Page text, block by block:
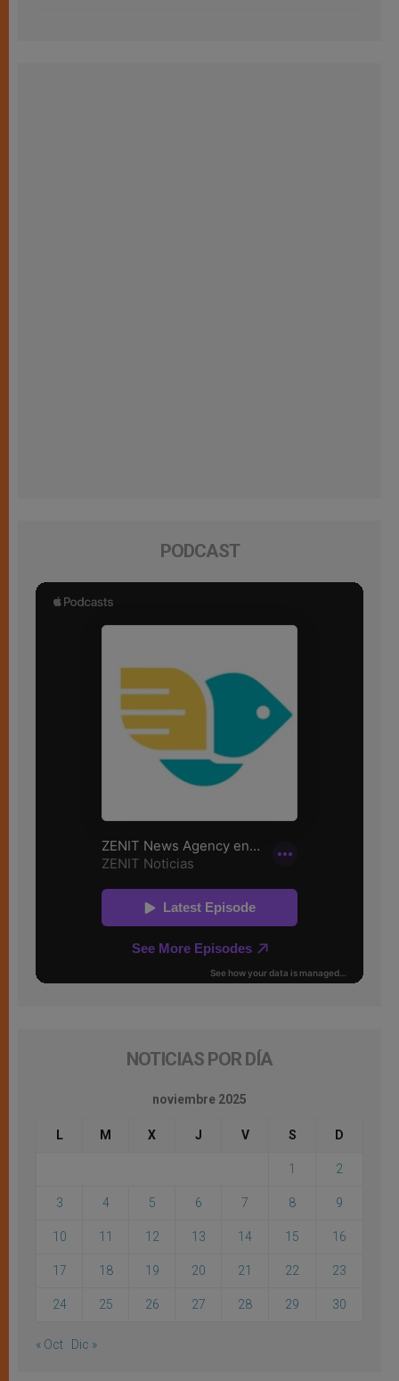
PODCAST
NOTICIAS POR DÍA
noviembre 2025
L M X J V S D
1 2
3 4 5 6 7 8 9
10 11 12 13 14 15 16
17 18 19 20 21 22 23
24 25 26 27 28 29 30
« Oct Dic »